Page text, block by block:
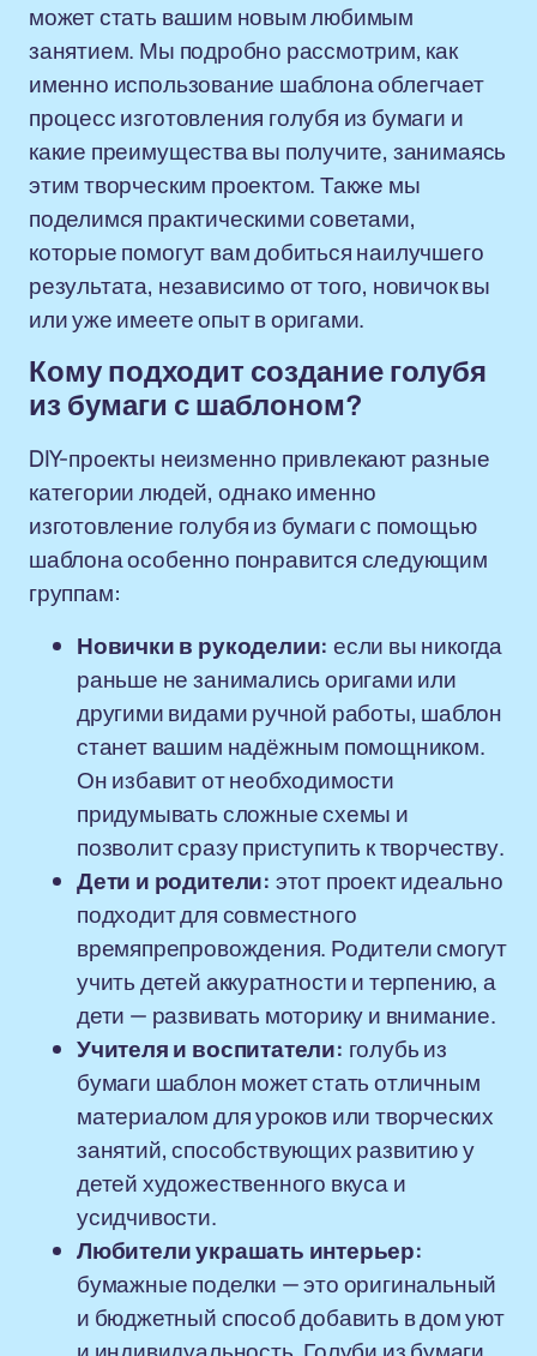
может стать вашим новым любимым
занятием. Мы подробно рассмотрим, как
именно использование шаблона облегчает
процесс изготовления голубя из бумаги и
какие преимущества вы получите, занимаясь
этим творческим проектом. Также мы
поделимся практическими советами,
которые помогут вам добиться наилучшего
результата, независимо от того, новичок вы
или уже имеете опыт в оригами.
Кому подходит создание голубя
из бумаги с шаблоном?
DIY-проекты неизменно привлекают разные
категории людей, однако именно
изготовление голубя из бумаги с помощью
шаблона особенно понравится следующим
группам:
Новички в рукоделии: если вы никогда
раньше не занимались оригами или
другими видами ручной работы, шаблон
станет вашим надёжным помощником.
Он избавит от необходимости
придумывать сложные схемы и
позволит сразу приступить к творчеству.
Дети и родители: этот проект идеально
подходит для совместного
времяпрепровождения. Родители смогут
учить детей аккуратности и терпению, а
дети — развивать моторику и внимание.
Учителя и воспитатели: голубь из
бумаги шаблон может стать отличным
материалом для уроков или творческих
занятий, способствующих развитию у
детей художественного вкуса и
усидчивости.
Любители украшать интерьер:
бумажные поделки — это оригинальный
и бюджетный способ добавить в дом уют